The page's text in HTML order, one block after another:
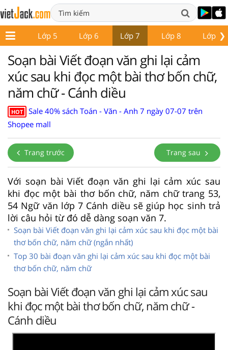
❯
4 Lớp 5 Lớp 6 Lớp 7 Lớp 8 Lớp 9
Soạn bài Viết đoạn văn ghi lại cảm
xúc sau khi đọc một bài thơ bốn chữ,
năm chữ - Cánh diều
HOT
Sale 40% sách Toán - Văn - Anh 7 ngày 07-07 trên
Shopee mall
Trang trước Trang sau
Với soạn bài Viết đoạn văn ghi lại cảm xúc sau
khi đọc một bài thơ bốn chữ, năm chữ trang 53,
54 Ngữ văn lớp 7 Cánh diều sẽ giúp học sinh trả
lời câu hỏi từ đó dễ dàng soạn văn 7.
Soạn bài Viết đoạn văn ghi lại cảm xúc sau khi đọc một bài
thơ bốn chữ, năm chữ (ngắn nhất)
Top 30 bài đoạn văn ghi lại cảm xúc sau khi đọc một bài
thơ bốn chữ, năm chữ
Soạn bài Viết đoạn văn ghi lại cảm xúc sau
khi đọc một bài thơ bốn chữ, năm chữ -
Cánh diều